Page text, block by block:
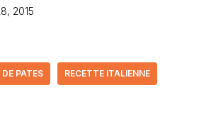
2015
PATES RECETTE ITALIENNE